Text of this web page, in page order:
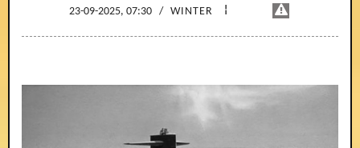
23-09-2025, 07:30 / WINTER ¦